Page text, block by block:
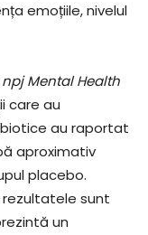
emoțiile, nivelul
npj Mental Health
care au
au raportat
aproximativ
placebo.
sunt
un